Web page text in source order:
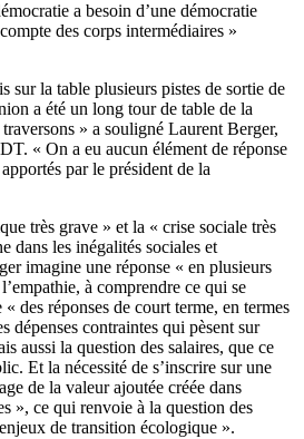
a besoin d’une démocratie
des corps intermédiaires »
sur la table plusieurs pistes de sortie de
a été un long tour de table de la
» a souligné Laurent Berger,
« On a eu aucun élément de réponse
par le président de la
très grave » et la « crise sociale très
dans les inégalités sociales et
imagine une réponse « en plusieurs
à comprendre ce qui se
des réponses de court terme, en termes
dépenses contraintes qui pèsent sur
aussi la question des salaires, que ce
Et la nécessité de s’inscrire sur une
de la valeur ajoutée créée dans
», ce qui renvoie à la question des
de transition écologique ».